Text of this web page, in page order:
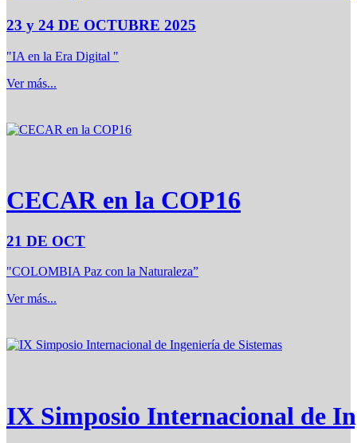
23 y 24 DE OCTUBRE 2025
"IA en la Era Digital "
Ver más...
CECAR en la COP16
21 DE OCT
"COLOMBIA Paz con la Naturaleza”
Ver más...
IX Simposio Internacional de